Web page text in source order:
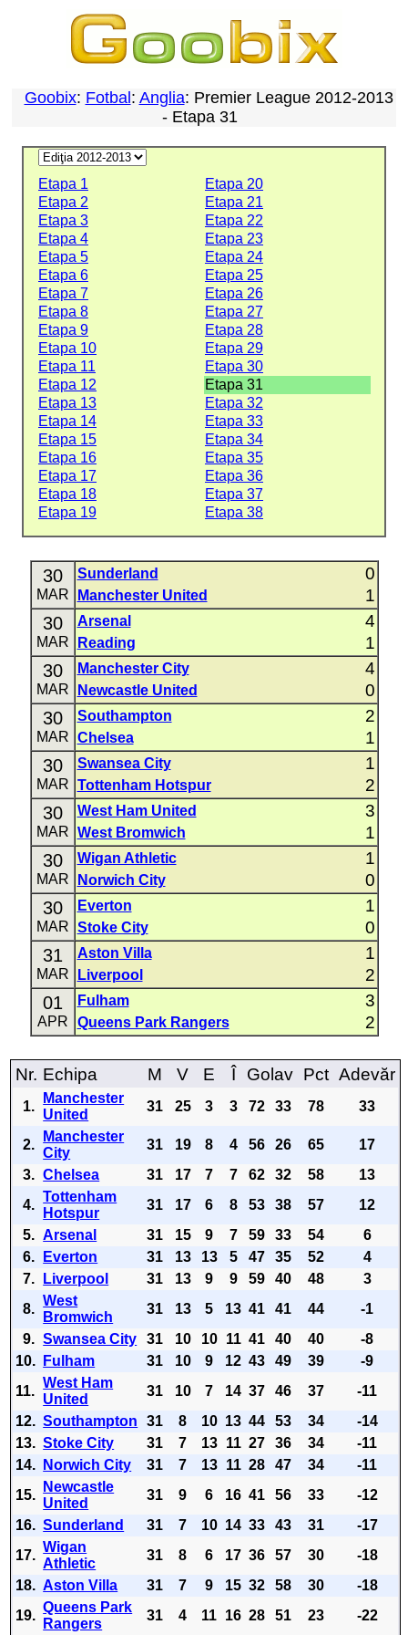
Goobix: Fotbal : Anglia: Premier League 2012-2013
- Etapa 31
Etapa 1
Etapa 20
Etapa 2
Etapa 21
Etapa 3
Etapa 22
Etapa 4
Etapa 23
Etapa 5
Etapa 24
Etapa 6
Etapa 25
Etapa 7
Etapa 26
Etapa 8
Etapa 27
Etapa 9
Etapa 28
Etapa 10
Etapa 29
Etapa 11
Etapa 30
Etapa 12
Etapa 31
Etapa 13
Etapa 32
Etapa 14
Etapa 33
Etapa 15
Etapa 34
Etapa 16
Etapa 35
Etapa 17
Etapa 36
Etapa 18
Etapa 37
Etapa 19
Etapa 38
30
MAR
Sunderland 0
Manchester United 1
30
MAR
Arsenal 4
Reading 1
30
MAR
Manchester City 4
Newcastle United 0
30
MAR
Southampton 2
Chelsea 1
30
MAR
Swansea City 1
Tottenham Hotspur 2
30
MAR
West Ham United 3
West Bromwich 1
30
MAR
Wigan Athletic 1
Norwich City 0
30
MAR
Everton 1
Stoke City 0
31
MAR
Aston Villa 1
Liverpool 2
01
APR
Fulham 3
Queens Park Rangers 2
Nr. Echipa M V E Î Golav Pct Adevăr
1.
Manchester
United
31 25 3 3 72 33 78 33
2.
Manchester
City
31 19 8 4 56 26 65
17
3. Chelsea 31 17 7 7 62 32 58
13
4.
Tottenham
Hotspur
31 17 6 8 53 38 57
12
5. Arsenal 31 15 9 7 59 33 54
6
6.
Everton 31 13 13 5 47 35 52
4
7.
Liverpool 31 13 9 9 59 40 48
3
8.
West
Bromwich
31 13 5 13 41 41 44
-1
9. Swansea City 31 10 10 11 41 40 40
-8
10.
Fulham 31 10 9 12 43 49 39
-9
11.
West Ham
United
31 10 7 14 37 46 37
-11
12. Southampton 31 8 10 13 44 53 34
-14
13. Stoke City 31 7 13 11 27 36 34
-11
14.
Norwich City 31 7 13 11 28 47 34
-11
15.
Newcastle
United
31 9 6 16 41 56 33
-12
16. Sunderland 31 7 10 14 33 43 31
-17
17.
Wigan
Athletic
31 8 6 17 36 57 30
-18
18. Aston Villa 31 7 9 15 32 58 30
-18
19.
Queens Park
Rangers
31 4 11 16 28 51 23 -22